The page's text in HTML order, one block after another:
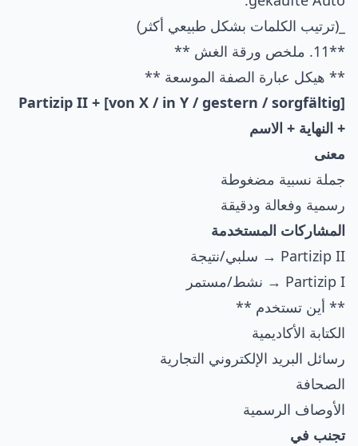
_(ترتيب الكلمات بشكل طبيعي أكثر)
**11. ملخص ورقة الغش **
** هيكل عبارة الصفة الموسعة **
[von X / in Y / gestern / sorgfältig] + Partizip II
+ النهاية + الاسم
معنى
جملة نسبية مضغوطة
رسمية وفعالة ودقيقة
المشاركات المستخدمة
Partizip II → سلبي/نتيجة
Partizip I → نشط/مستمر
** أين تستخدم **
الكتابة الأكاديمية
رسائل البريد الإلكتروني التجارية
الصحافة
الأوصاف الرسمية
تجنب في